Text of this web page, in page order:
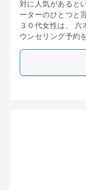
対に人気があると
ーターのひとつと
３０代女性は、 六
ウンセリング予約